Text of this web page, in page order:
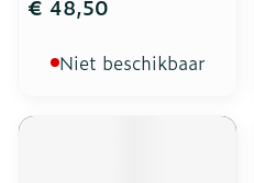
€ 48,50
Niet beschikbaar